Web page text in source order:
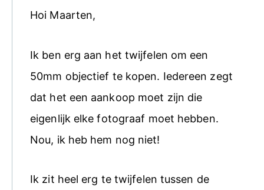
Hoi Maarten,
Ik ben erg aan het twijfelen om een
50mm objectief te kopen. Iedereen zegt
dat het een aankoop moet zijn die
eigenlijk elke fotograaf moet hebben.
Nou, ik heb hem nog niet!
Ik zit heel erg te twijfelen tussen de